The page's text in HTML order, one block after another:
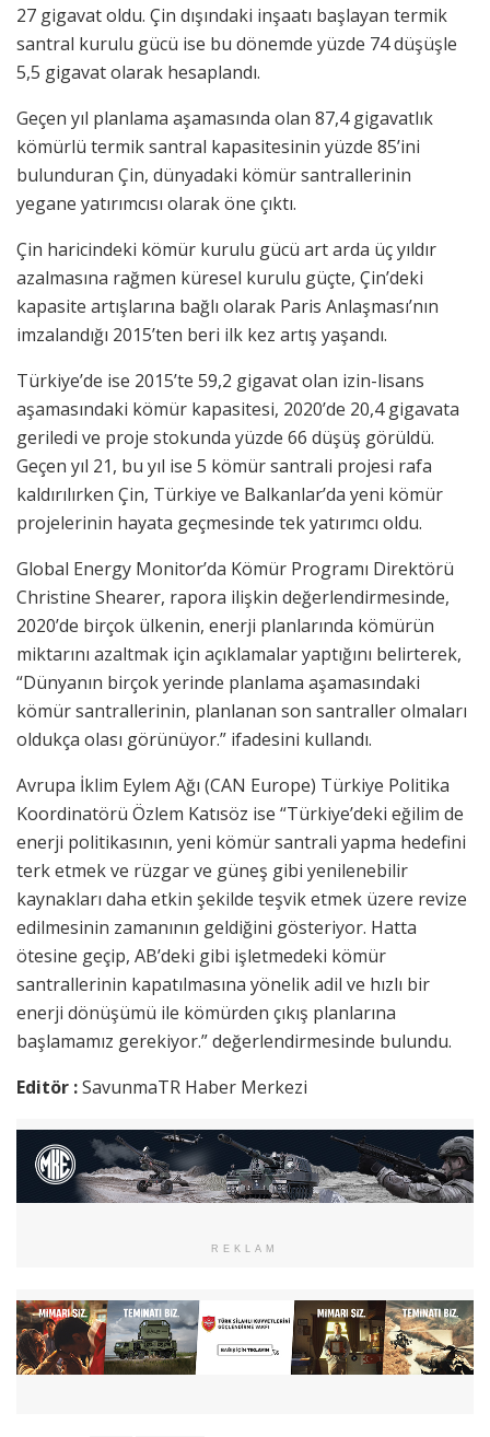
27 gigavat oldu. Çin dışındaki inşaatı başlayan termik
santral kurulu gücü ise bu dönemde yüzde 74 düşüşle
5,5 gigavat olarak hesaplandı.
Geçen yıl planlama aşamasında olan 87,4 gigavatlık
kömürlü termik santral kapasitesinin yüzde 85’ini
bulunduran Çin, dünyadaki kömür santrallerinin
yegane yatırımcısı olarak öne çıktı.
Çin haricindeki kömür kurulu gücü art arda üç yıldır
azalmasına rağmen küresel kurulu güçte, Çin’deki
kapasite artışlarına bağlı olarak Paris Anlaşması’nın
imzalandığı 2015’ten beri ilk kez artış yaşandı.
Türkiye’de ise 2015’te 59,2 gigavat olan izin-lisans
aşamasındaki kömür kapasitesi, 2020’de 20,4 gigavata
geriledi ve proje stokunda yüzde 66 düşüş görüldü.
Geçen yıl 21, bu yıl ise 5 kömür santrali projesi rafa
kaldırılırken Çin, Türkiye ve Balkanlar’da yeni kömür
projelerinin hayata geçmesinde tek yatırımcı oldu.
Global Energy Monitor’da Kömür Programı Direktörü
Christine Shearer, rapora ilişkin değerlendirmesinde,
2020’de birçok ülkenin, enerji planlarında kömürün
miktarını azaltmak için açıklamalar yaptığını belirterek,
“Dünyanın birçok yerinde planlama aşamasındaki
kömür santrallerinin, planlanan son santraller olmaları
oldukça olası görünüyor.” ifadesini kullandı.
Avrupa İklim Eylem Ağı (CAN Europe) Türkiye Politika
Koordinatörü Özlem Katısöz ise “Türkiye’deki eğilim de
enerji politikasının, yeni kömür santrali yapma hedefini
terk etmek ve rüzgar ve güneş gibi yenilenebilir
kaynakları daha etkin şekilde teşvik etmek üzere revize
edilmesinin zamanının geldiğini gösteriyor. Hatta
ötesine geçip, AB’deki gibi işletmedeki kömür
santrallerinin kapatılmasına yönelik adil ve hızlı bir
enerji dönüşümü ile kömürden çıkış planlarına
başlamamız gerekiyor.” değerlendirmesinde bulundu.
Editör :SavunmaTR Haber Merkezi
REKLAM